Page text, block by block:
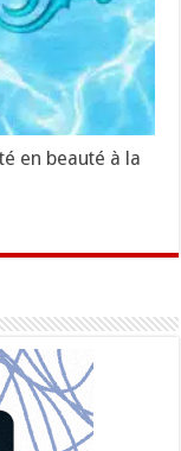
en beauté à la